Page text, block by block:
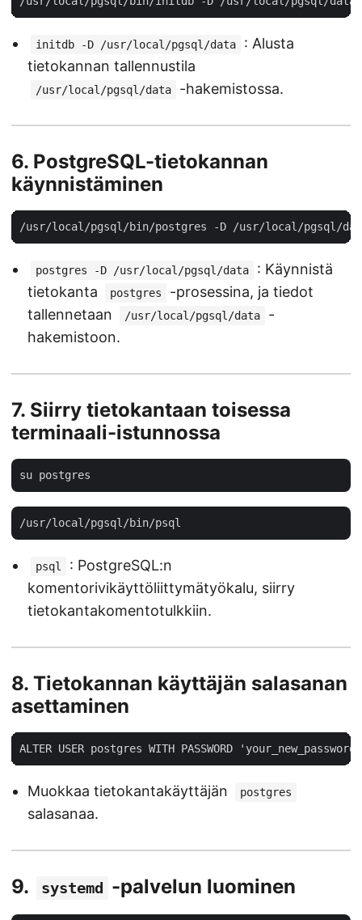
initdb -D /usr/local/pgsql/data
: Alusta
tietokannan tallennustila
/usr/local/pgsql/data -hakemistossa.
6. PostgreSQL-tietokannan
käynnistäminen
postgres -D /usr/local/pgsql/data
: Käynnistä
tietokanta
postgres
-prosessina, ja tiedot
tallennetaan
/usr/local/pgsql/data
-
hakemistoon.
7. Siirry tietokantaan toisessa
terminaali-istunnossa
psql
: PostgreSQL:n
komentorivikäyttöliittymätyökalu, siirry
tietokantakomentotulkkiin.
8. Tietokannan käyttäjän salasanan
asettaminen
Muokkaa tietokantakäyttäjän postgres
salasanaa.
9. systemd -palvelun luominen